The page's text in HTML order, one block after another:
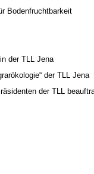
Bodenfruchtbarkeit
der TLL Jena
der TLL Jena
der TLL